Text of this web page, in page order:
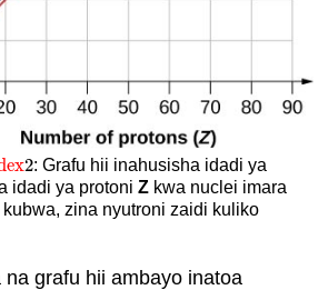
2
2: Grafu hii inahusisha idadi ya
idadi ya protoni Zkwa nuclei imara
zina nyutroni zaidi kuliko
grafu hii ambayo inatoa